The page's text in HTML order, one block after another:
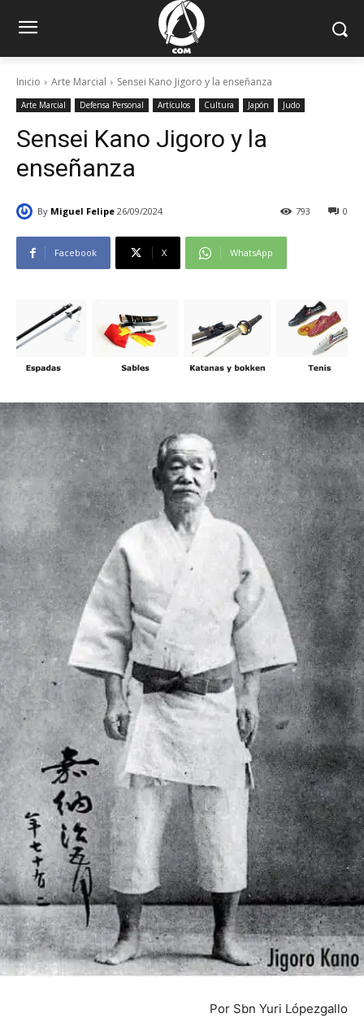
Inicio Arte Marcial Sensei Kano Jigoro y la enseñanza
Arte Marcial Defensa Personal Artículos Cultura Japón Judo
Sensei Kano Jigoro y la
enseñanza
By Miguel Felipe 26/09/2024 0
793
Facebook X WhatsApp
Por Sbn Yuri Lópezgallo